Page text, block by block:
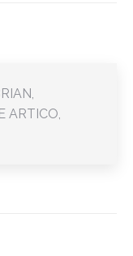
ARTICO,